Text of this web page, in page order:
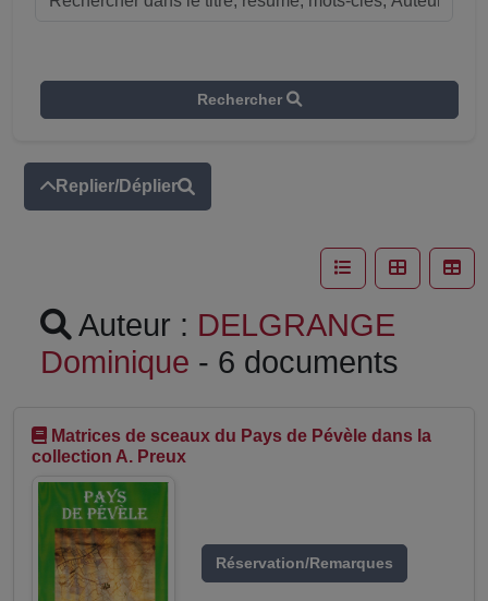
Rechercher
Replier/Déplier
Auteur : DELGRANGE
Dominique - 6 documents
Matrices de sceaux du Pays de Pévèle dans la
collection A. Preux
Réservation/Remarques